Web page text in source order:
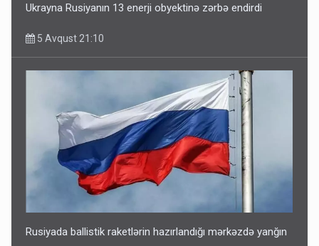
Ukrayna Rusiyanın 13 enerji obyektinə zərbə endirdi
5 Avqust 21:10
Rusiyada ballistik raketlərin hazırlandığı mərkəzdə yanğın